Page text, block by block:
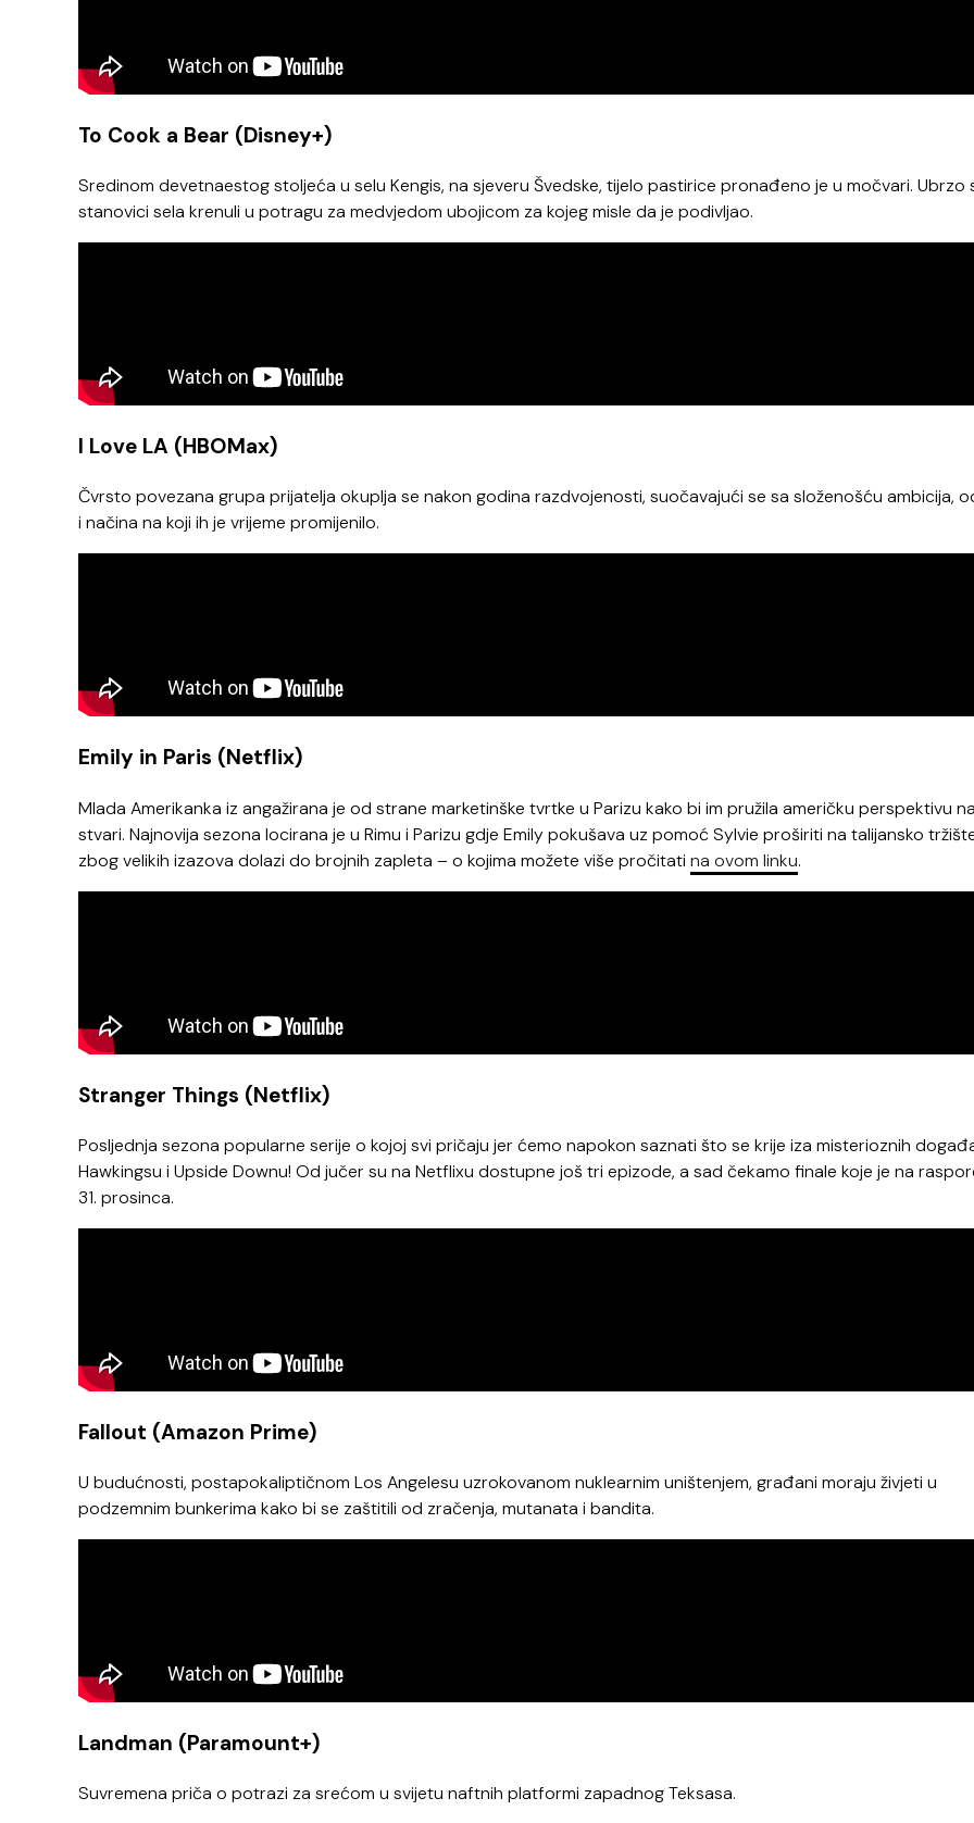
To Cook a Bear (Disney+)
Sredinom devetnaestog stoljeća u selu Kengis, na sjeveru Švedske, tijelo pastirice pronađeno je u močvari. Ubrzo
stanovici sela krenuli u potragu za medvjedom ubojicom za kojeg misle da je podivljao.
I Love LA (HBOMax)
Čvrsto povezana grupa prijatelja okuplja se nakon godina razdvojenosti, suočavajući se sa složenošću ambicija,
i načina na koji ih je vrijeme promijenilo.
Emily in Paris (Netflix)
Mlada Amerikanka iz angažirana je od strane marketinške tvrtke u Parizu kako bi im pružila američku perspektivu
stvari. Najnovija sezona locirana je u Rimu i Parizu gdje Emily pokušava uz pomoć Sylvie proširiti na talijansko
zbog velikih izazova dolazi do brojnih zapleta – o kojima možete više pročitati na ovom linku.
Stranger Things (Netflix)
Posljednja sezona popularne serije o kojoj svi pričaju jer ćemo napokon saznati što se krije iza misterioznih
Hawkingsu i Upside Downu! Od jučer su na Netflixu dostupne još tri epizode, a sad čekamo finale koje je na
31. prosinca.
Fallout (Amazon Prime)
U budućnosti, postapokaliptičnom Los Angelesu uzrokovanom nuklearnim uništenjem, građani moraju živjeti u
podzemnim bunkerima kako bi se zaštitili od zračenja, mutanata i bandita.
Landman (Paramount+)
Suvremena priča o potrazi za srećom u svijetu naftnih platformi zapadnog Teksasa.